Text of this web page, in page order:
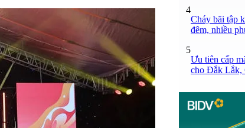
4
Cháy bãi tập
đêm, nhiều
5
Ưu tiên cấp
cho Đắk Lắk,